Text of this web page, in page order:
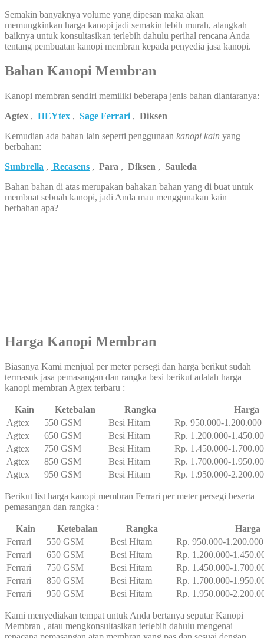
Semakin banyaknya volume yang dipesan maka akan
memungkinkan harga kanopi jadi semakin lebih murah, alangkah
baiknya untuk konsultasikan terlebih dahulu perihal rencana Anda
tentang pembuatan kanopi membran kepada penyedia jasa kanopi.
Bahan Kanopi Membran
Kanopi membran sendiri memiliki beberapa jenis bahan diantaranya:
Agtex , HEYtex , Sage Ferrari , Diksen
Kemudian ada bahan lain seperti penggunaan kanopi kain yang
berbahan:
Sunbrella , Recasens , Para , Diksen , Sauleda
Bahan bahan di atas merupakan bahakan bahan yang di buat untuk
membuat sebuah kanopi, jadi Anda mau menggunakan kain
berbahan apa?
Harga Kanopi Membran
Biasanya Kami menjual per meter persegi dan harga berikut sudah
termasuk jasa pemasangan dan rangka besi berikut adalah harga
kanopi membran Agtex terbaru :
Kain Ketebalan Rangka
Harga
Agtex
550 GSM Besi Hitam
Rp. 950.000-1.200.000
Agtex
650 GSM Besi Hitam
Rp. 1.200.000-
Agtex
750 GSM Besi Hitam
Rp. 1.450.000-
Agtex
850 GSM Besi Hitam
Rp. 1.700.000-
Agtex
950 GSM Besi Hitam Rp. 1.950.000-
Berikut list harga kanopi membran Ferrari per meter persegi beserta
pemasangan dan rangka :
Kain Ketebalan Rangka
Harga
Ferrari
550 GSM Besi Hitam
Rp. 950.000-1.200.000
Ferrari
650 GSM Besi Hitam
Rp. 1.200.000-
Ferrari
750 GSM Besi Hitam
Rp. 1.450.000-
Ferrari
850 GSM Besi Hitam
Rp. 1.700.000-
Ferrari
950 GSM Besi Hitam Rp. 1.950.000-
Kami menyediakan tempat untuk Anda bertanya seputar Kanopi
Membran , atau mengkonsultasikan terlebih dahulu mengenai